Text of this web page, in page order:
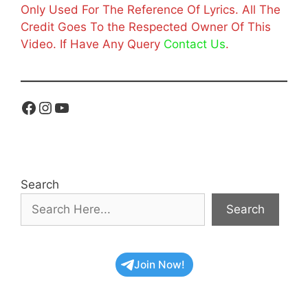
Only Used For The Reference Of Lyrics. All The
Credit Goes To the Respected Owner Of This
Video. If Have Any Query Contact Us.
Facebook
Instagram
YouTube
Search
Search
Join Now!